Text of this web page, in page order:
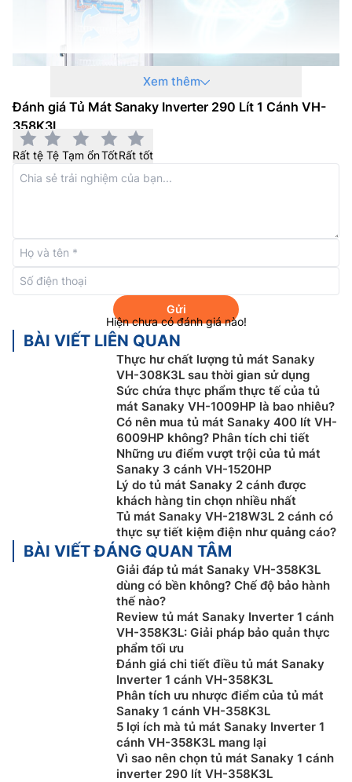
Công nghệ sưởi kính LOW-E
Tủ mát Sanaky giá rẻ1 cánh VH-358K3L được trang bị
công nghệ sưởi kính LOW-E giúp mặt kính luôn trong
dàn làm lạnh hiệu quả và quạt đảo nhiệt bên trong
đảm bảo nhiệt độ trong tủ luôn đều và duy trì trong
khoảng từ 0 đến 10 độ C giúp khách hàng có thể yên
tâm bảo quản các loại hàng hóa như hoa quả, sữa, các
sản phẩm từ sữa, nước giải khát.
Dàn lạnh bằng nhôm
Tủ mát Sanaky inverterVH-218K3L sử dụng dàn lạnh
làm bằng nhôm có hiệu quả truyền nhiệt tốt, đẩy
nhanh tốc độ làm lạnh. Ngoài ra đây dàn lạnh bằng
nhôm còn tiết kiệm chi phí cho người sử dụng khi có
giá thành phải chăng.
Xem thêm
Đánh giá Tủ Mát Sanaky Inverter 290 Lít 1 Cánh VH-
358K3L
Rất tệ Tệ Tạm ổnTốtRất tốt
Gửi
Hiện chưa có đánh giá nào!
BÀI VIẾT LIÊN QUAN
Thực hư chất lượng tủ mát Sanaky
VH-308K3L sau thời gian sử dụng
Sức chứa thực phẩm thực tế của tủ
mát Sanaky VH-1009HP là bao nhiêu?
Có nên mua tủ mát Sanaky 400 lít VH-
6009HP không? Phân tích chi tiết
Những ưu điểm vượt trội của tủ mát
Sanaky 3 cánh VH-1520HP
Lý do tủ mát Sanaky 2 cánh được
khách hàng tin chọn nhiều nhất
Tủ mát Sanaky VH-218W3L 2 cánh có
thực sự tiết kiệm điện như quảng cáo?
BÀI VIẾT ĐÁNG QUAN TÂM
Giải đáp tủ mát Sanaky VH-358K3L
dùng có bền không? Chế độ bảo hành
thế nào?
Review tủ mát Sanaky Inverter 1 cánh
VH-358K3L: Giải pháp bảo quản thực
phẩm tối ưu
Đánh giá chi tiết điều tủ mát Sanaky
Inverter 1 cánh VH-358K3L
Phân tích ưu nhược điểm của tủ mát
Sanaky 1 cánh VH-358K3L
5 lợi ích mà tủ mát Sanaky Inverter 1
cánh VH-358K3L mang lại
Vì sao nên chọn tủ mát Sanaky 1 cánh
inverter 290 lít VH-358K3L